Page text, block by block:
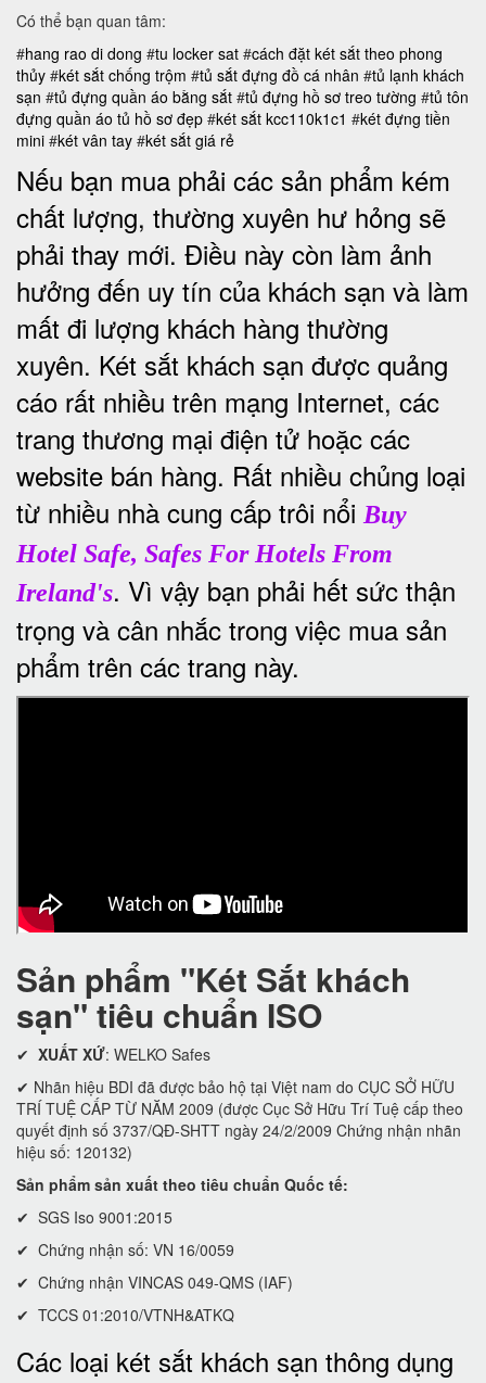
Có thể bạn quan tâm:
#hang rao di dong #tu locker sat #cách đặt két sắt theo phong
thủy #két sắt chống trộm #tủ sắt đựng đồ cá nhân #tủ lạnh khách
sạn #tủ đựng quần áo bằng sắt #tủ đựng hồ sơ treo tường #tủ tôn
đựng quần áo tủ hồ sơ đẹp #két sắt kcc110k1c1 #két đựng tiền
mini #két vân tay #két sắt giá rẻ
Nếu bạn mua phải các sản phẩm kém
chất lượng, thường xuyên hư hỏng sẽ
phải thay mới. Điều này còn làm ảnh
hưởng đến uy tín của khách sạn và làm
mất đi lượng khách hàng thường
xuyên. Két sắt khách sạn được quảng
cáo rất nhiều trên mạng Internet, các
trang thương mại điện tử hoặc các
website bán hàng. Rất nhiều chủng loại
từ nhiều nhà cung cấp trôi nổi Buy
Hotel Safe, Safes For Hotels From
Ireland's. Vì vậy bạn phải hết sức thận
trọng và cân nhắc trong việc mua sản
phẩm trên các trang này.
Sản phẩm "Két Sắt khách
sạn" tiêu chuẩn ISO
✔ XUẤT XỨ: WELKO Safes
✔ Nhãn hiệu BDI đã được bảo hộ tại Việt nam do CỤC SỞ HỮU
TRÍ TUỆ CẤP TỪ NĂM 2009 (được Cục Sở Hữu Trí Tuệ cấp theo
quyết định số 3737/QĐ-SHTT ngày 24/2/2009 Chứng nhận nhãn
hiệu số: 120132)
Sản phẩm sản xuất theo tiêu chuẩn Quốc tế:
✔ SGS Iso 9001:2015
✔ Chứng nhận số: VN 16/0059
✔ Chứng nhận VINCAS 049-QMS (IAF)
✔ TCCS 01:2010/VTNH&ATKQ
Các loại két sắt khách sạn thông dụng